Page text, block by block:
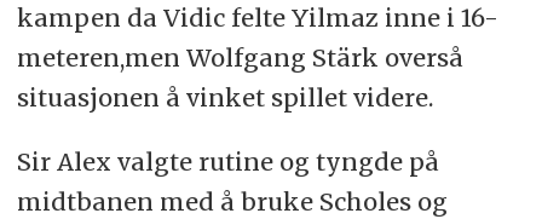
kampen da Vidic felte Yilmaz inne i 16-
meteren,men Wolfgang Stärk overså
situasjonen å vinket spillet videre.
Sir Alex valgte rutine og tyngde på
midtbanen med å bruke Scholes og